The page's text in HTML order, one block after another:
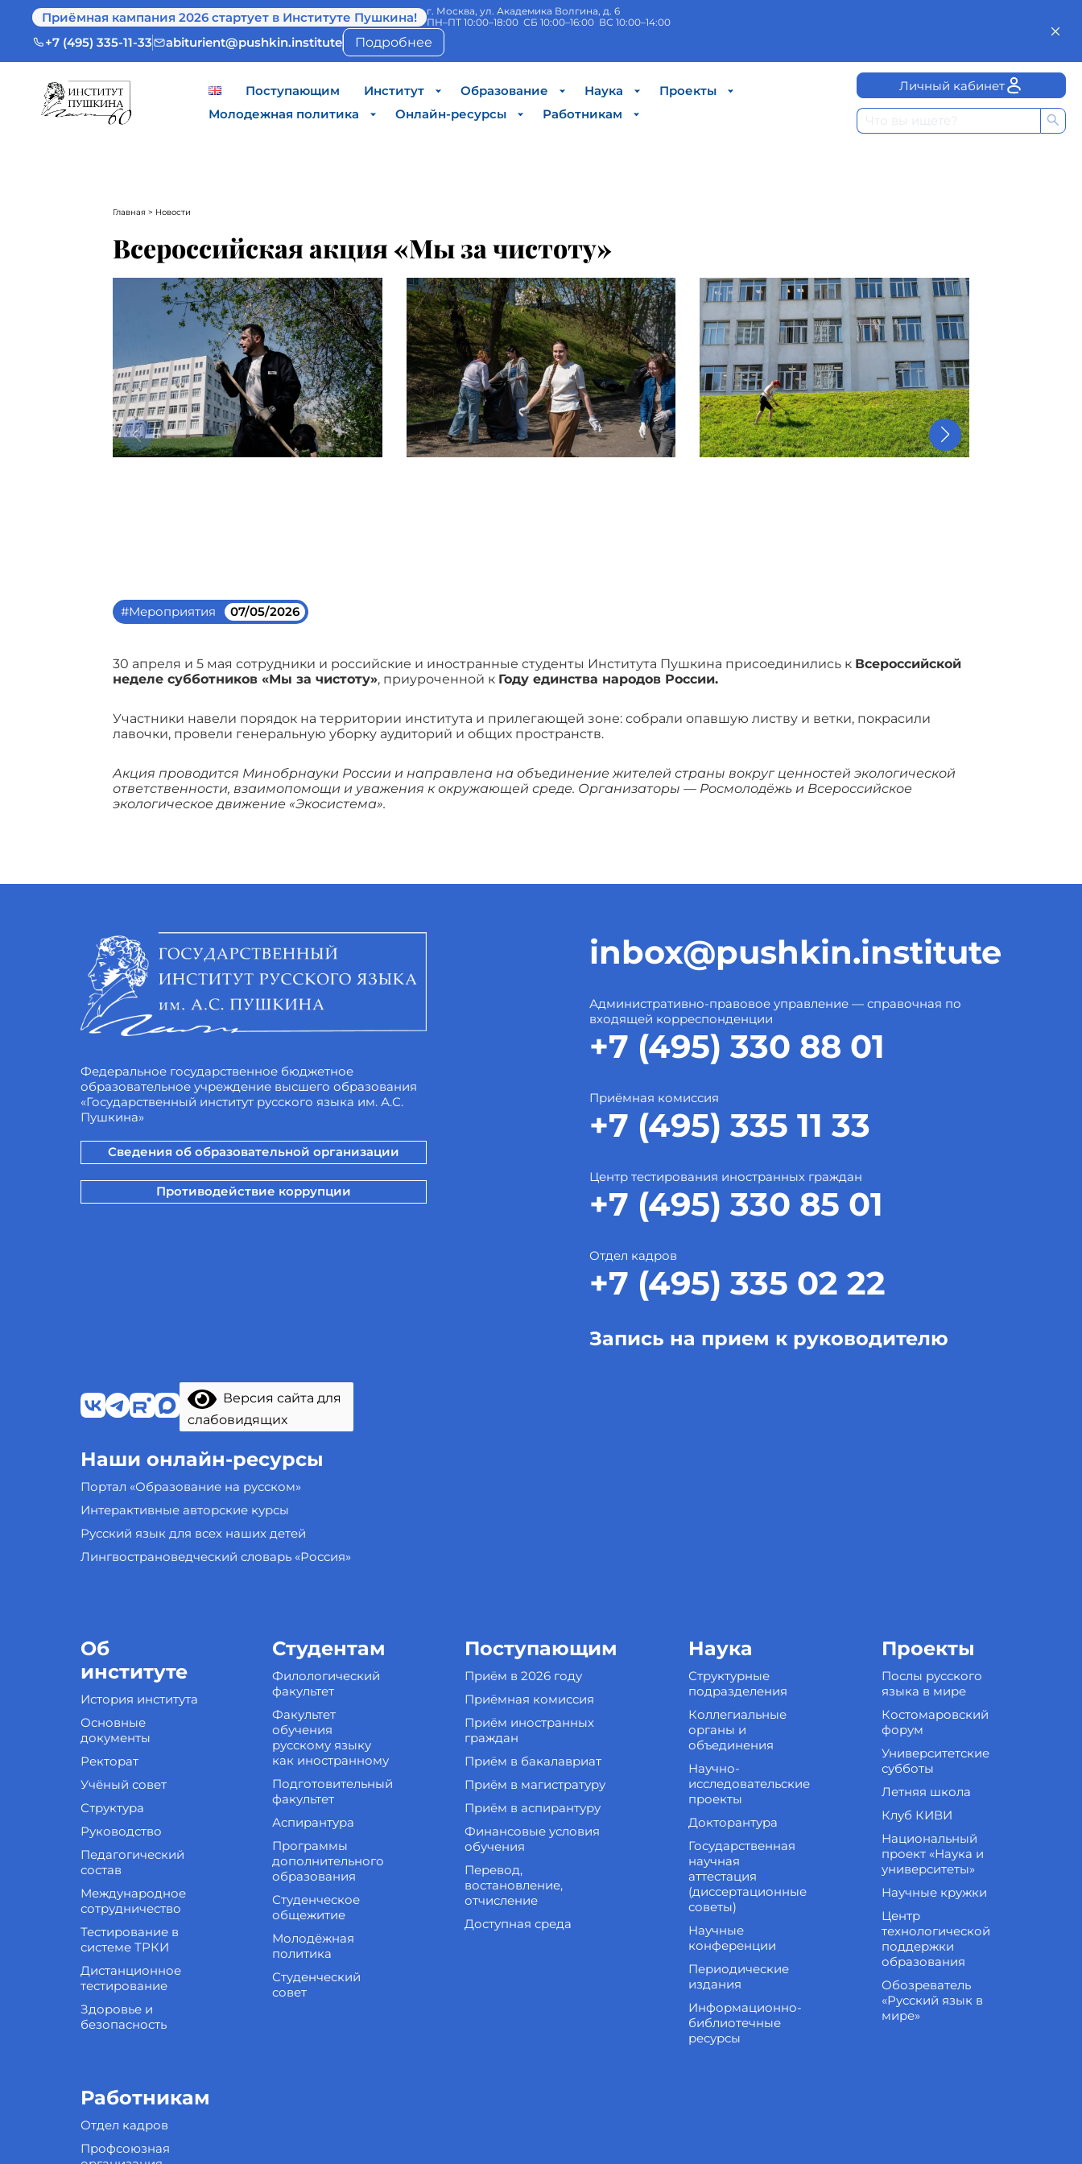
Приёмная кампания 2026 стартует в Институте Пушкина!
г. Москва, ул. Академика Волгина, д. 6
ПН–ПТ 10:00–18:00 СБ 10:00–16:00 ВС 10:00–14:00
+7 (495) 335-11-33 abiturient@pushkin.institute Подробнее
Поступающим Институт Образование Наука
Проекты
Молодежная политика
Онлайн-ресурсы Работникам
Личный кабинет
Главная > Новости
Всероссийская акция «Мы за чистоту»
#Мероприятия 07/05/2026
30 апреля и 5 мая сотрудники и российские и иностранные студенты Института Пушкина присоединились к Всероссийской
неделе субботников «Мы за чистоту», приуроченной к Году единства народов России.
Участники навели порядок на территории института и прилегающей зоне: собрали опавшую листву и ветки, покрасили
лавочки, провели генеральную уборку аудиторий и общих пространств.
Акция проводится Минобрнауки России и направлена на объединение жителей страны вокруг ценностей экологической
ответственности, взаимопомощи и уважения к окружающей среде. Организаторы — Росмолодёжь и Всероссийское
экологическое движение «Экосистема».
Федеральное государственное бюджетное
образовательное учреждение высшего образования
«Государственный институт русского языка им. А.С.
Пушкина»
Сведения об образовательной организации
Противодействие коррупции
inbox@pushkin.institute
Административно-правовое управление — справочная по
входящей корреспонденции
+7 (495) 330 88 01
Приёмная комиссия
+7 (495) 335 11 33
Центр тестирования иностранных граждан
+7 (495) 330 85 01
Отдел кадров
+7 (495) 335 02 22
Запись на прием к руководителю
Версия сайта для
слабовидящих
Наши онлайн-ресурсы
Портал «Образование на русском»
Интерактивные авторские курсы
Русский язык для всех наших детей
Лингвострановедческий словарь «Россия»
Об
институте
История института
Основные
документы
Ректорат
Учёный совет
Структура
Руководство
Педагогический
состав
Международное
сотрудничество
Тестирование в
системе ТРКИ
Дистанционное
тестирование
Здоровье и
безопасность
Студентам
Филологический
факультет
Факультет
обучения
русскому языку
как иностранному
Подготовительный
факультет
Аспирантура
Программы
дополнительного
образования
Студенческое
общежитие
Молодёжная
политика
Студенческий
совет
Поступающим
Приём в 2026 году
Приёмная комиссия
Приём иностранных
граждан
Приём в бакалавриат
Приём в магистратуру
Приём в аспирантуру
Финансовые условия
обучения
Перевод,
востановление,
отчисление
Доступная среда
Наука
Структурные
подразделения
Коллегиальные
органы и
объединения
Научно-
исследовательские
проекты
Докторантура
Государственная
научная
аттестация
(диссертационные
советы)
Научные
конференции
Периодические
издания
Информационно-
библиотечные
ресурсы
Проекты
Послы русского
языка в мире
Костомаровский
форум
Университетские
субботы
Летняя школа
Клуб КИВИ
Национальный
проект «Наука и
университеты»
Научные кружки
Центр
технологической
поддержки
образования
Обозреватель
«Русский язык в
мире»
Работникам
Отдел кадров
Профсоюзная